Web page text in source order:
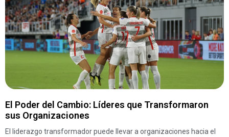
El Poder del Cambio: Líderes que Transformaron
sus Organizaciones
El liderazgo transformador puede llevar a organizaciones hacia el